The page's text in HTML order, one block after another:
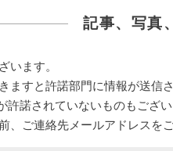
記事、写真
います。
ますと許諾部門に情報が送信
許諾されていないものもござ
、ご連絡先メールアドレスを